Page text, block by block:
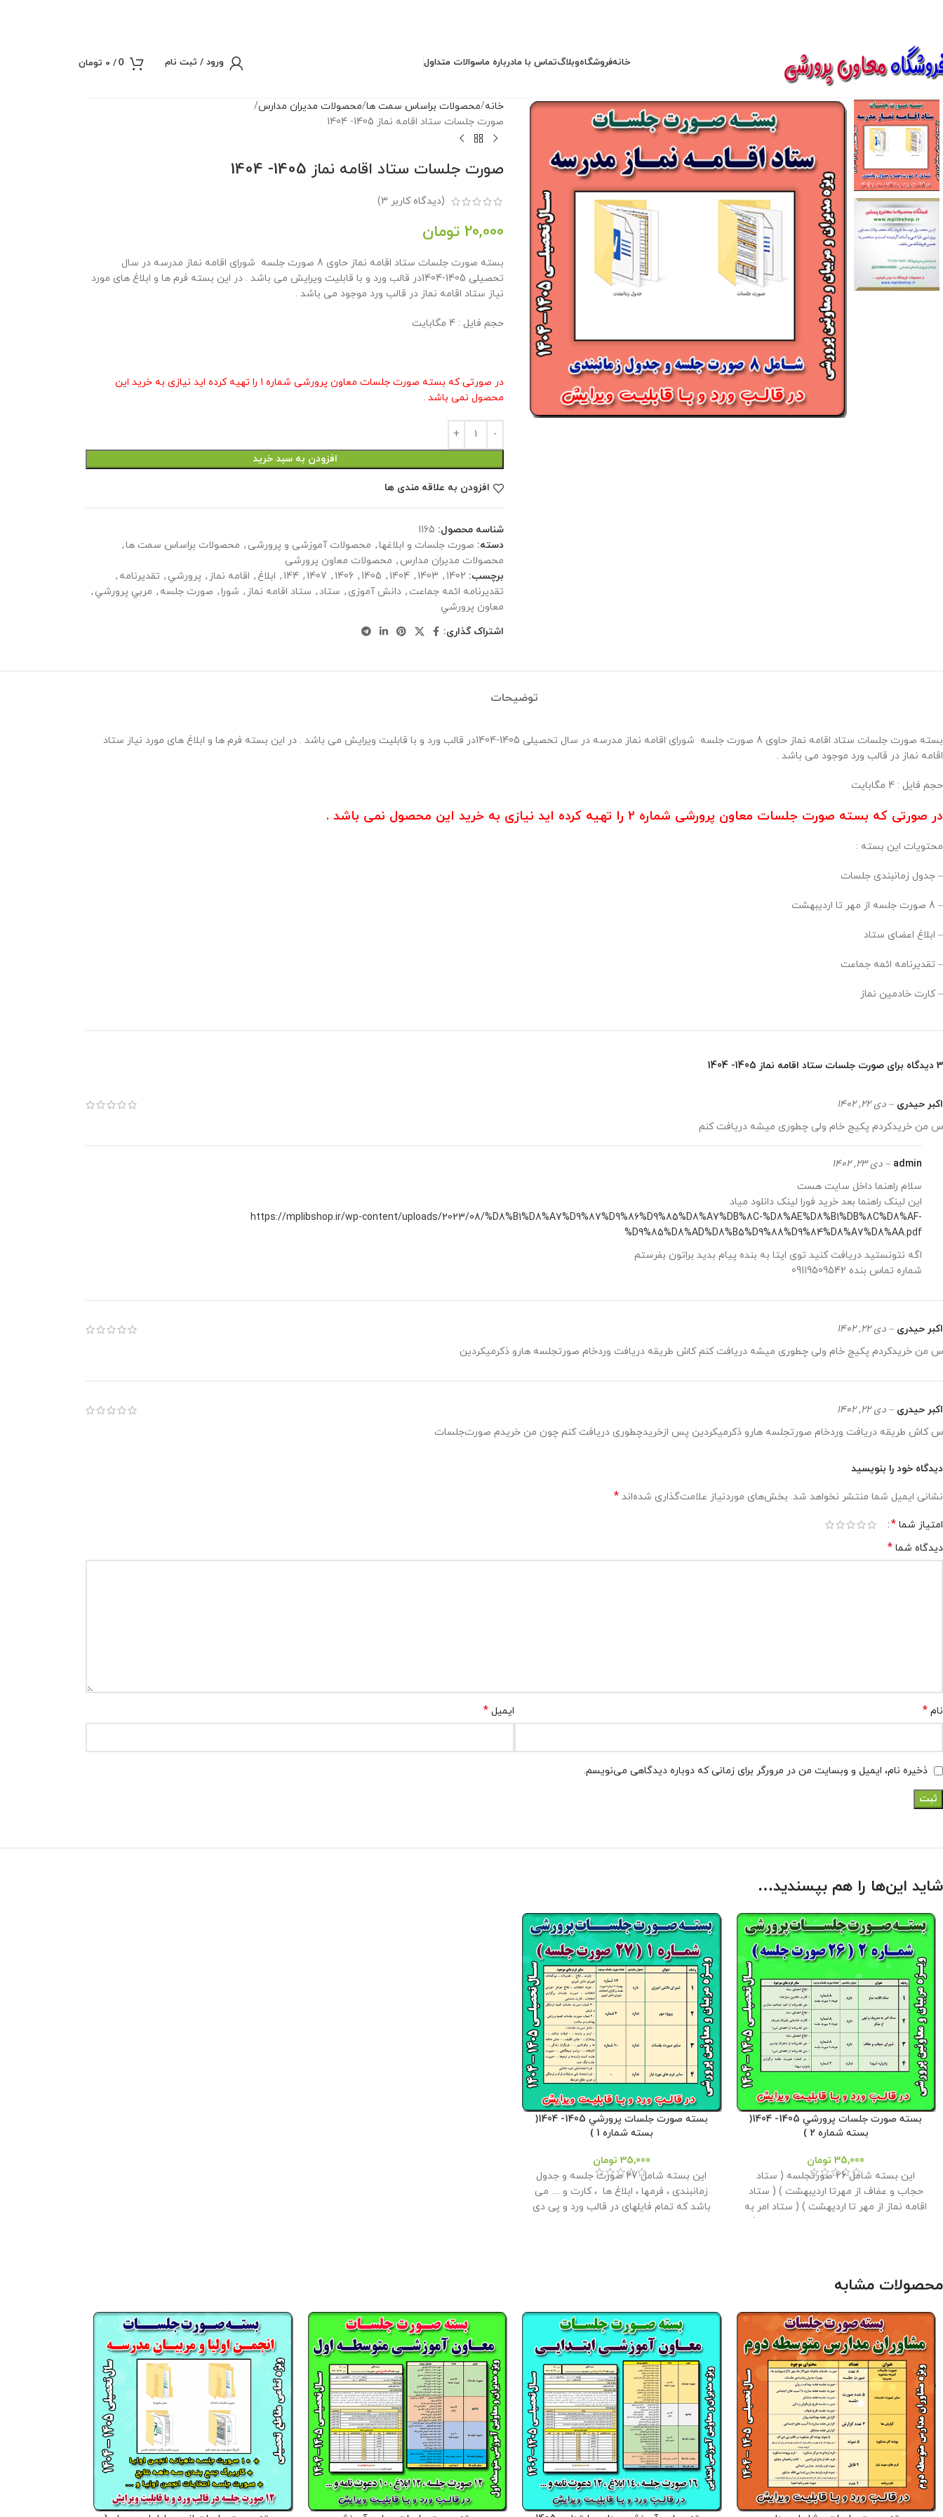
خانهفروشگاهوبلاگتماس با مادرباره ماسوالات متداول ورود / ثبت نام 0
/
0 تومان
خانه محصولات براساس سمت ها محصولات مدیران مدارس
صورت جلسات ستاد اقامه نماز 1405- 1404
صورت جلسات ستاد اقامه نماز 1405- 1404
(دیدگاه کاربر 3
)
20,000 تومان
بسته صورت جلسات ستاد اقامه نماز حاوی 8 صورت جلسه شورای اقامه نماز مدرسه در سال
تحصیلی 1405-1404در قالب ورد و با قابلیت ویرایش می باشد . در این بسته فرم ها و ابلاغ های مورد
نیاز ستاد اقامه نماز در قالب ورد موجود می باشد .
حجم فايل : 4 مگابايت
در صورتی که بسته صورت جلسات معاون پرورشی شماره 1 را تهیه کرده اید نیازی به خرید این
محصول نمی باشد .
افزودن به سبد خرید
افزودن به علاقه مندی ها
شناسه محصول: 1165
دسته: صورت جلسات و ابلاغها, محصولات آموزشی و پرورشی , محصولات براساس سمت ها,
محصولات مدیران مدارس , محصولات معاون پرورشی
برچسب: 1402
,
1403
,
1404
,
1405
,
1406
,
1407
,
144
, ابلاغ , اقامه نماز , پرورشي , تقدیرنامه ,
تقدیرنامه ائمه جماعت , دانش آموزی , ستاد , ستاد اقامه نماز , شورا, صورت جلسه , مربي پرورشي ,
معاون پرورشي
اشتراک گذاری:
توضیحات
بسته صورت جلسات ستاد اقامه نماز حاوی 8 صورت جلسه شورای اقامه نماز مدرسه در سال تحصیلی 1405-1404در قالب ورد و با قابلیت ویرایش می باشد . در این بسته فرم ها و ابلاغ های مورد نیاز ستاد
اقامه نماز در قالب ورد موجود می باشد .
حجم فايل : 4 مگابايت
در صورتی که بسته صورت جلسات معاون پرورشی شماره 2 را تهیه کرده اید نیازی به خرید این محصول نمی باشد .
محتویات این بسته :
– جدول زمانبندی جلسات
– 8 صورت جلسه از مهر تا اردیبهشت
– ابلاغ اعضای ستاد
– تقدیرنامه ائمه جماعت
– کارت خادمین نماز
3 دیدگاه برای صورت جلسات ستاد اقامه نماز 1405- 1404
اکبر حیدری – دی 22, 1402
س من خریدکردم پکیج خام ولی چطوری میشه دریافت کنم
admin
– دی 23, 1402
سلام راهنما داخل سایت هست
این لینک راهنما بعد خرید فورا لینک دانلود میاد
https://mplibshop.ir/wp-content/uploads/2023/08/%D8%B1%D8%A7%D9%87%D9%86%D9%85%D8%A7%DB%8C-%D8%AE%D8%B1%DB%8C%D8%AF-
%D9%85%D8%AD%D8%B5%D9%88%D9%84%D8%A7%D8%AA.pdf
اگه نتونستید دریافت کنید توی ایتا به بنده پیام بدید براتون بفرستم
شماره تماس بنده 09119509542
اکبر حیدری – دی 22, 1402
س من خریدکردم پکیج خام ولی چطوری میشه دریافت کنم کاش طریقه دریافت وردخام صورتجلسه هارو ذکرمیکردین
اکبر حیدری – دی 22, 1402
س کاش طریقه دریافت وردخام صورتجلسه هارو ذکرمیکردین پس ازخریدچطوری دریافت کنم چون من خریدم صورت‌جلسات
دیدگاه خود را بنویسید
نشانی ایمیل شما منتشر نخواهد شد. بخش‌های موردنیاز علامت‌گذاری شده‌اند *
امتیاز شما *
دیدگاه شما *
نام * ایمیل *
ذخیره نام، ایمیل و وبسایت من در مرورگر برای زمانی که دوباره دیدگاهی می‌نویسم.
شاید این‌ها را هم بپسندید…
بسته صورت جلسات پرورشي 1405- 1404(
بسته شماره 2 )
35,000 تومان
این بسته شامل 26 صورتجلسه ( ستاد
حجاب و عفاف از مهرتا اردیبهشت ) ( ستاد
اقامه نماز از مهر تا اردیهشت ) ( ستاد امر به
معروف و نهی از منکر از مهر تا اردیبهشت ) و
ویرایش کرد . این بسته توسط مدیریت
حجم فایل : 9.6 مگابایت
کلیه حقوق این
برنامه متعلق به فروشگاه معاون پرورشی
می باشد و فروش و انتشار این برنامه توسط
دیگران مورد رضایت ما نیست و شرعا حرام
می باشد .صورت جلسات موجود در بسته : -
8 صورت جلسه ستاد اقامه نماز از مهر تا
اردیبهشت - 8 صورت جلسه ستاد حجاب و
عفاف از مهر تا اردیبهشت - 8 صورت جلسه
ستاد امر به معروف و نهی از منکر از مهر تا
اردیبهشت - 2صورت جلسه ستاد یادواره
شهدا
بسته صورت جلسات پرورشي 1405- 1404(
بسته شماره 1 )
35,000 تومان
این بسته شامل 27 صورت جلسه و جدول
زمانبندی ، فرمها ، ابلاغ ها ، کارت و .... می
باشد که تمام فایلهای در قالب ورد و پی دی
این برنامه توسط دیگران مورد رضایت ما
نیست و شرعا حرام می باشد .صورت جلسات
موجود در بسته : - 12 صورت جلسه و فرم
های مورد نیاز شورای دانش آموزی - 2 صورت
جلسه یادواره شهدا - 13 صورت جلسه اوقات
فراغت ، پیشتازان ، کتابخانه و ....
محصولات مشابه